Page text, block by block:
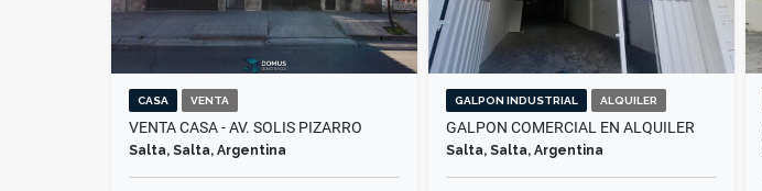
CASA VENTA
VENTA CASA - AV. SOLIS PIZARRO
Salta, Salta, Argentina
GALPON INDUSTRIAL ALQUILER
GALPON COMERCIAL EN ALQUILER
Salta, Salta, Argentina